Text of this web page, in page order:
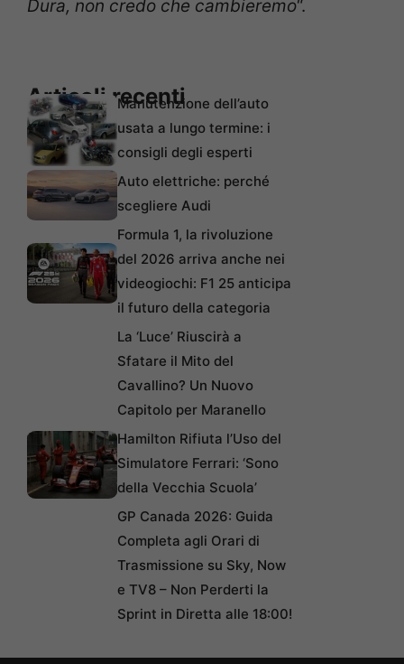
Dura, non credo che cambieremo“.
Articoli recentiManutenzione dell’auto
usata a lungo termine: i
consigli degli esperti
Auto elettriche: perché
scegliere Audi
Formula 1, la rivoluzione
del 2026 arriva anche nei
videogiochi: F1 25 anticipa
il futuro della categoria
La ‘Luce’ Riuscirà a
Sfatare il Mito del
Cavallino? Un Nuovo
Capitolo per Maranello
Hamilton Rifiuta l’Uso del
Simulatore Ferrari: ‘Sono
della Vecchia Scuola’
GP Canada 2026: Guida
Completa agli Orari di
Trasmissione su Sky, Now
e TV8 – Non Perderti la
Sprint in Diretta alle 18:00!